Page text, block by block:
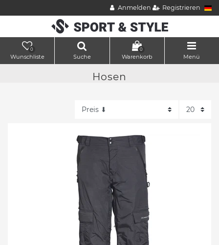
Anmelden Registrieren
0
Wunschliste Suche
0
Warenkorb Menü
Hosen